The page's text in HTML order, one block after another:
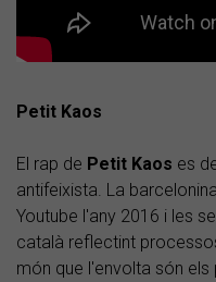
Petit Kaos
El rap de Petit Kaos es
antifeixista. La
Youtube l'any 2016 i les
català reflectint
món que l'envolta són